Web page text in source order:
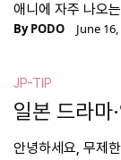
애니에 자주 나오
ByPODO June
JP-TIP
일본 드라마
안녕하세요, 무제